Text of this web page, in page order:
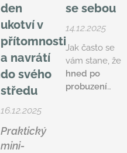
den
ukotví v
přítomnosti
a navrátí
do svého
středu
16.12.2025
Praktický
mini-
se sebou
14.12.2025
Jak často se
vám stane, že
hned po
probuzení